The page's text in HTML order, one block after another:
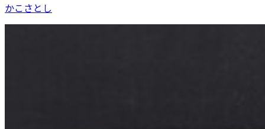
かこさとし